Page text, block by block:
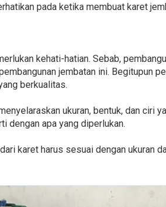
pada ketika membuat karet
kehati-hatian. Sebab,
jembatan ini. Begitupun
berkualitas.
ukuran, bentuk, dan ciri
dengan apa yang diperlukan.
karet harus sesuai dengan ukuran